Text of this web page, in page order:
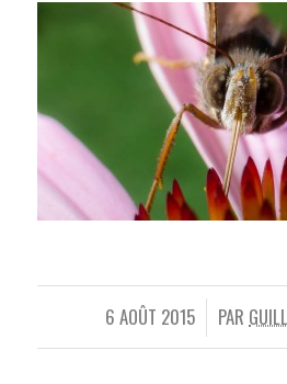
6 AOÛT 2015
/ PAR